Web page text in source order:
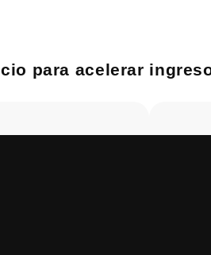
para acelerar